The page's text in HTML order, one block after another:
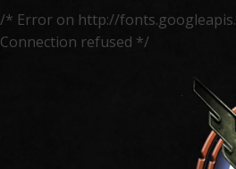
/* Error on http://
Connection refused */